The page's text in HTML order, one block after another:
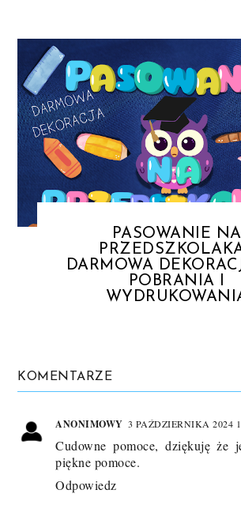
PASOWANIE NA
DARMOWA
POBRANIA I
KOMENTARZE
ANONIMOWY 3 PAŹDZIERNIKA 2024
Cudowne pomoce, dziękuję że
piękne pomoce.
Odpowiedz